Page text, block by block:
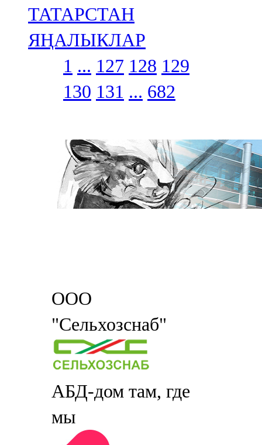
ТАТАРСТАН
ЯҢАЛЫКЛАР
1 ... 127 128 129
130 131 ... 682
ООО
"Сельхозснаб"
АБД-дом там, где
мы